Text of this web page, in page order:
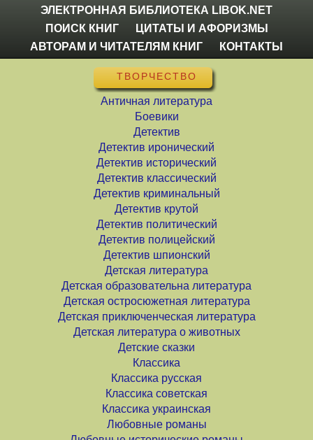
ЭЛЕКТРОННАЯ БИБЛИОТЕКА LIBOK.NET
ПОИСК КНИГ
ЦИТАТЫ И АФОРИЗМЫ
АВТОРАМ И ЧИТАТЕЛЯМ КНИГ
КОНТАКТЫ
ТВОРЧЕСТВО
Античная литература
Боевики
Детектив
Детектив иронический
Детектив исторический
Детектив классический
Детектив криминальный
Детектив крутой
Детектив политический
Детектив полицейский
Детектив шпионский
Детская литература
Детская образовательна литература
Детская остросюжетная литература
Детская приключенческая литература
Детская литература о животных
Детские сказки
Классика
Классика русская
Классика советская
Классика украинская
Любовные романы